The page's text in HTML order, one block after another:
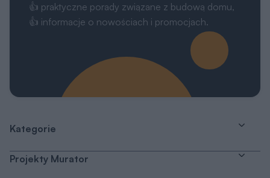
👍 praktyczne porady związane z budową domu,
👍 informacje o nowościach i promocjach.
Kategorie
Projekty Murator